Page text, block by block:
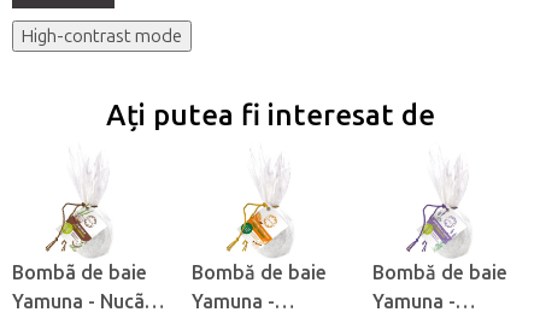
High-contrast mode
Ați putea fi interesat de
Bombã de baie
Yamuna - Nucã
Bombă de baie
Yamuna -
Bombă de baie
Yamuna -